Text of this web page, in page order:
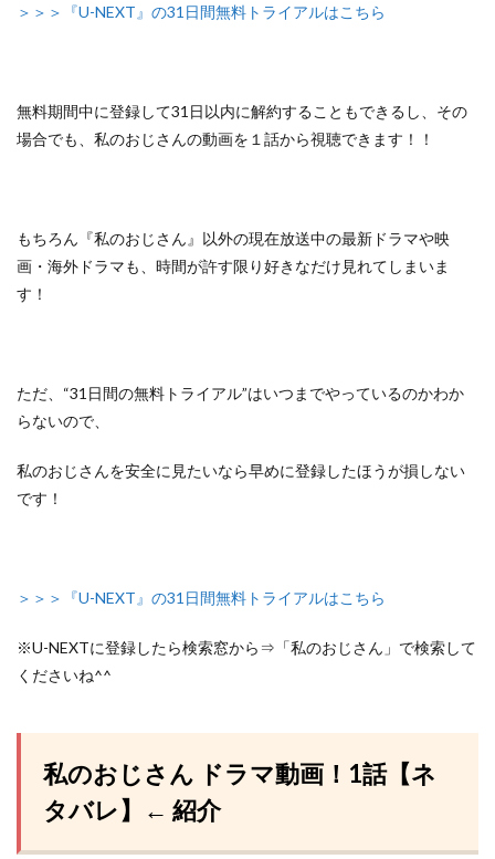
＞＞＞『U-NEXT』の31日間無料トライアルはこちら
無料期間中に登録して31日以内に解約することもできるし、 その
場合でも、私のおじさんの動画を１話から視聴できます！！
もちろん『私のおじさん』以外の現在放送中の最新ドラマや映
画・海外ドラマも、 時間が許す限り好きなだけ見れてしまいま
す！
ただ、 “31日間の無料トライアル”はいつまでやっているのかわか
らないので、
私のおじさんを安全に見たいなら早めに登録したほうが損しない
です！
＞＞＞『U-NEXT』の31日間無料トライアルはこちら
※U-NEXTに登録したら検索窓から⇒「私のおじさん」で検索して
くださいね^^
私のおじさん ドラマ動画！1話【ネ
タバレ】← 紹介